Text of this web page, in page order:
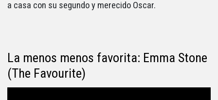
a casa con su segundo y merecido Oscar.
La menos menos favorita: Emma Stone
(The Favourite)